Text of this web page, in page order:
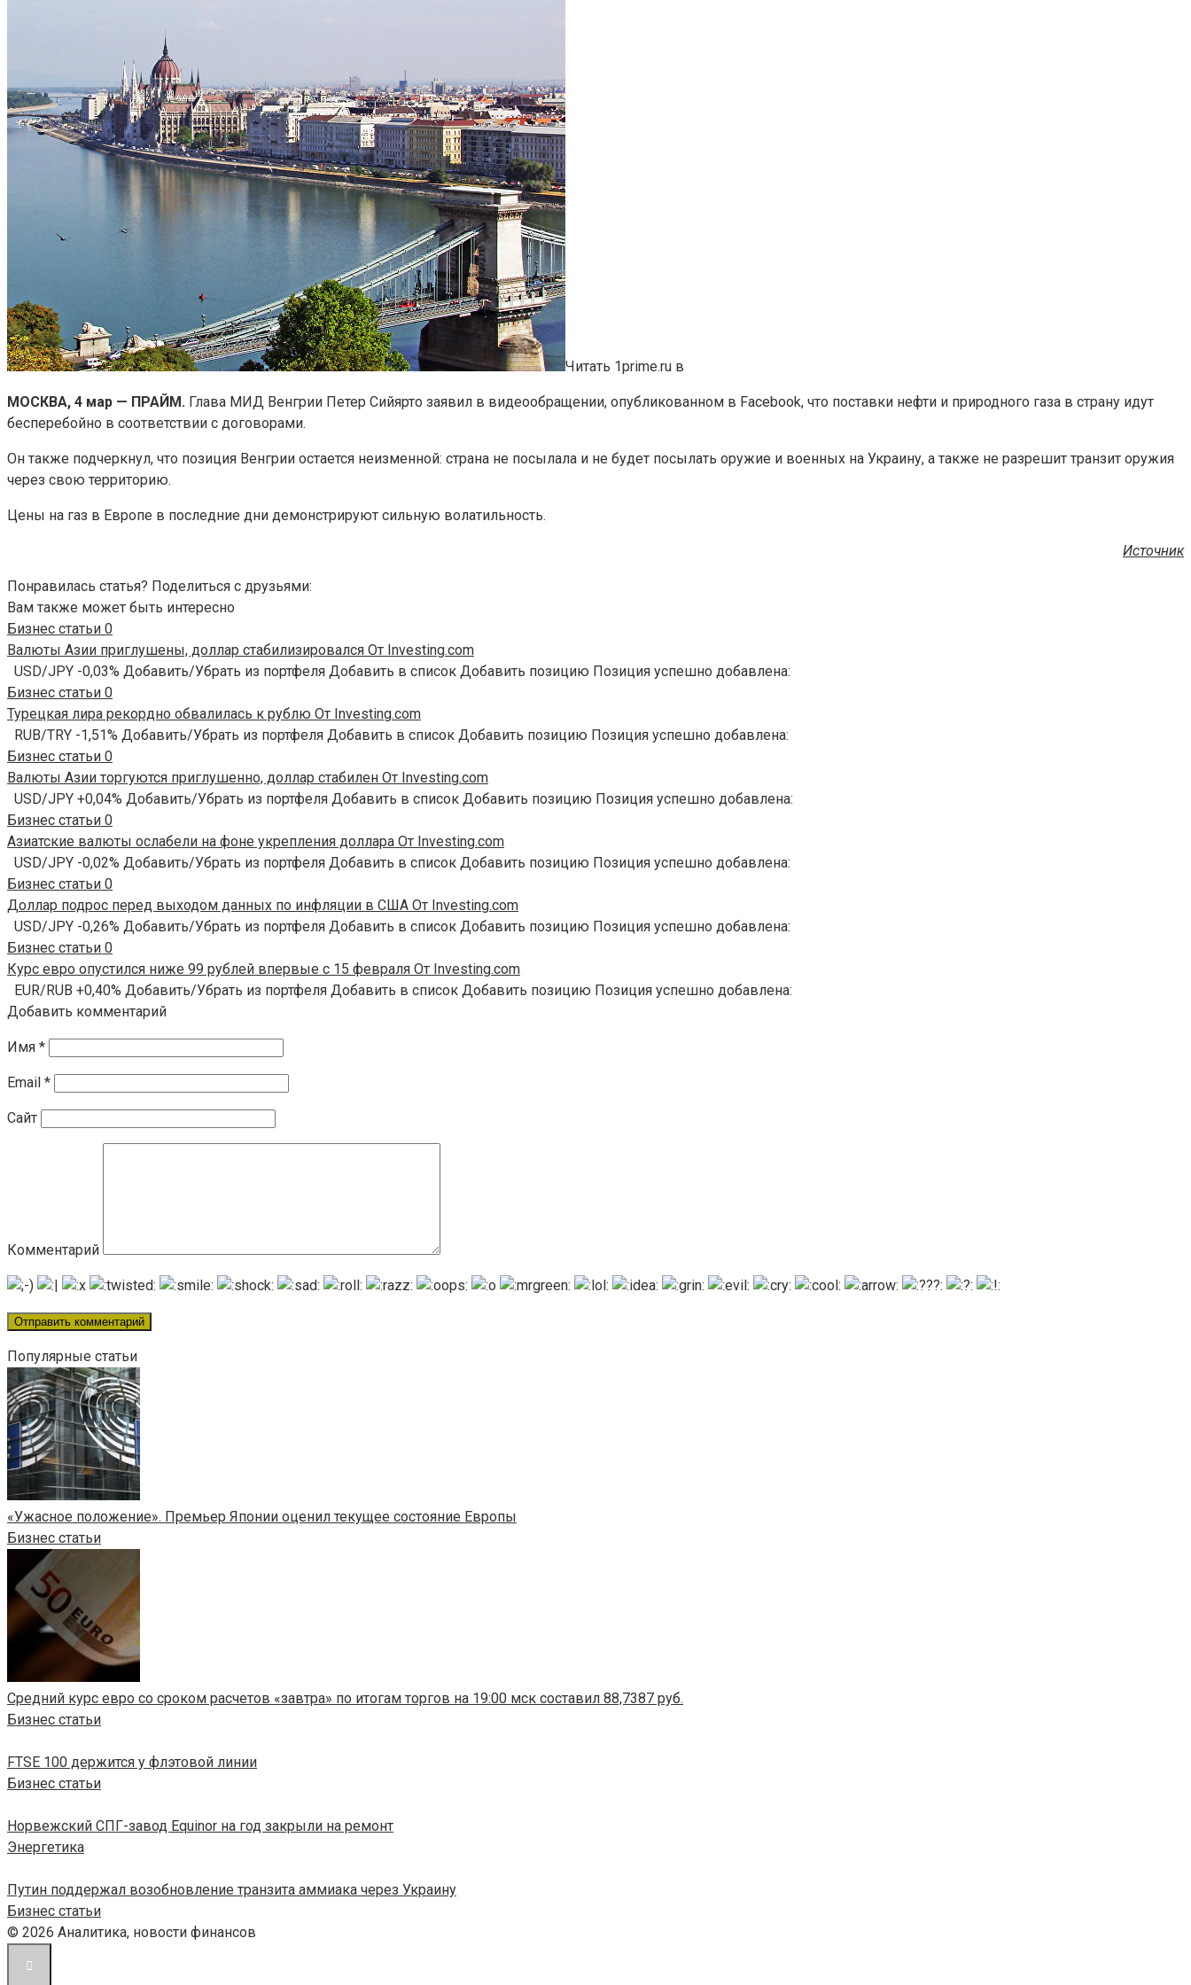
Читать 1prime.ru в
МОСКВА, 4 мар — ПРАЙМ. Глава МИД Венгрии Петер Сийярто заявил в видеообращении, опубликованном в Facebook, что поставки нефти и природного газа в страну идут
бесперебойно в соответствии с договорами.
Он также подчеркнул, что позиция Венгрии остается неизменной: страна не посылала и не будет посылать оружие и военных на Украину, а также не разрешит транзит оружия
через свою территорию.
Цены на газ в Европе в последние дни демонстрируют сильную волатильность.
Источник
Понравилась статья? Поделиться с друзьями:
Вам также может быть интересно
Бизнес статьи 0
Валюты Азии приглушены, доллар стабилизировался От Investing.com
USD/JPY -0,03% Добавить/Убрать из портфеля Добавить в список Добавить позицию Позиция успешно добавлена:
Бизнес статьи 0
Турецкая лира рекордно обвалилась к рублю От Investing.com
RUB/TRY -1,51% Добавить/Убрать из портфеля Добавить в список Добавить позицию Позиция успешно добавлена:
Бизнес статьи 0
Валюты Азии торгуются приглушенно, доллар стабилен От Investing.com
USD/JPY +0,04% Добавить/Убрать из портфеля Добавить в список Добавить позицию Позиция успешно добавлена:
Бизнес статьи 0
Азиатские валюты ослабели на фоне укрепления доллара От Investing.com
USD/JPY -0,02% Добавить/Убрать из портфеля Добавить в список Добавить позицию Позиция успешно добавлена:
Бизнес статьи 0
Доллар подрос перед выходом данных по инфляции в США От Investing.com
USD/JPY -0,26% Добавить/Убрать из портфеля Добавить в список Добавить позицию Позиция успешно добавлена:
Бизнес статьи 0
Курс евро опустился ниже 99 рублей впервые с 15 февраля От Investing.com
EUR/RUB +0,40% Добавить/Убрать из портфеля Добавить в список Добавить позицию Позиция успешно добавлена:
Добавить комментарий
Имя *
Email *
Сайт
Комментарий
Популярные статьи
«Ужасное положение». Премьер Японии оценил текущее состояние Европы
Бизнес статьи
Средний курс евро со сроком расчетов «завтра» по итогам торгов на 19:00 мск составил 88,7387 руб.
Бизнес статьи
FTSE 100 держится у флэтовой линии
Бизнес статьи
Норвежский СПГ-завод Equinor на год закрыли на ремонт
Энергетика
Путин поддержал возобновление транзита аммиака через Украину
Бизнес статьи
© 2026 Аналитика, новости финансов